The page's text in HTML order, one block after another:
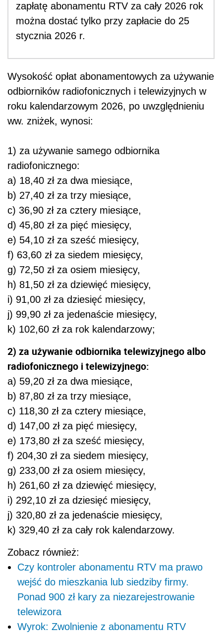
zapłatę abonamentu RTV za cały 2026 rok
można dostać tylko przy zapłacie do 25
stycznia 2026 r.
Wysokość opłat abonamentowych za używanie
odbiorników radiofonicznych i telewizyjnych w
roku kalendarzowym 2026, po uwzględnieniu
ww. zniżek, wynosi:
1) za używanie samego odbiornika
radiofonicznego:
a) 18,40 zł za dwa miesiące,
b) 27,40 zł za trzy miesiące,
c) 36,90 zł za cztery miesiące,
d) 45,80 zł za pięć miesięcy,
e) 54,10 zł za sześć miesięcy,
f) 63,60 zł za siedem miesięcy,
g) 72,50 zł za osiem miesięcy,
h) 81,50 zł za dziewięć miesięcy,
i) 91,00 zł za dziesięć miesięcy,
j) 99,90 zł za jedenaście miesięcy,
k) 102,60 zł za rok kalendarzowy;
2) za używanie odbiornika telewizyjnego albo
radiofonicznego i telewizyjnego:
a) 59,20 zł za dwa miesiące,
b) 87,80 zł za trzy miesiące,
c) 118,30 zł za cztery miesiące,
d) 147,00 zł za pięć miesięcy,
e) 173,80 zł za sześć miesięcy,
f) 204,30 zł za siedem miesięcy,
g) 233,00 zł za osiem miesięcy,
h) 261,60 zł za dziewięć miesięcy,
i) 292,10 zł za dziesięć miesięcy,
j) 320,80 zł za jedenaście miesięcy,
k) 329,40 zł za cały rok kalendarzowy.
Zobacz również:
Czy kontroler abonamentu RTV ma prawo
wejść do mieszkania lub siedziby firmy.
Ponad 900 zł kary za niezarejestrowanie
telewizora
Wyrok: Zwolnienie z abonamentu RTV